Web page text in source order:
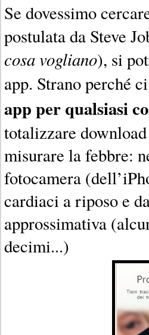
Se dovessimo
postulata da Steve
cosa vogliano), si
app. Strano perché
app per qualsiasi
totalizzare
misurare la febbre:
fotocamera
cardiaci a riposo e
approssimativa
decimi...)